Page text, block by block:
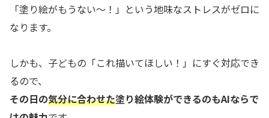
「塗り絵がもうない〜！」という地味なストレスがゼロに
なります。
しかも、子どもの「これ描いてほしい！」にすぐ対応でき
るので、
その日の気分に合わせた塗り絵体験ができるのもAIならで